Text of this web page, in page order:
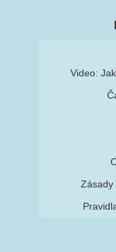
Video:
Zásady